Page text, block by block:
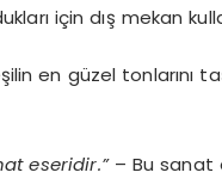
için dış mekan
en güzel tonlarını
eseridir.”– Bu sanat